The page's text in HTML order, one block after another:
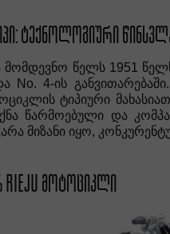
ᲢᲔᲥᲜᲝᲚᲝᲒᲘᲣᲠᲘ
მომდევნო წელს 1951
No. 4-ის
ტიპიური
წარმოებული და
მიზანი იყო,
RIEJU ᲛᲝᲢᲝᲪᲘᲙᲚᲘ